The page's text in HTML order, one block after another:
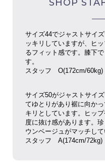
SHOP
サイズ44でジャストサイ
ッキリしていますが、ヒ
るフィット感です。膝下
す。
スタッフ O(172cm/60kg)
サイズ50がジャストサイ
てゆとりがあり裾に向か
キリとしています。ヒッ
度に抜け感があります。
ウンベージュがマッチして
スタッフ A(174cm/72kg)